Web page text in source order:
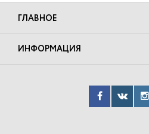
ГЛАВНОЕ
ИНФОРМАЦИЯ